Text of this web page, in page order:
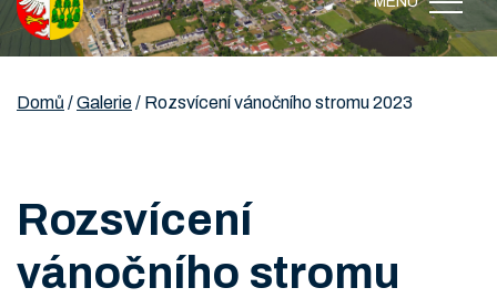
Domů /Galerie/ Rozsvícení vánočního stromu 2023
Rozsvícení
vánočního stromu